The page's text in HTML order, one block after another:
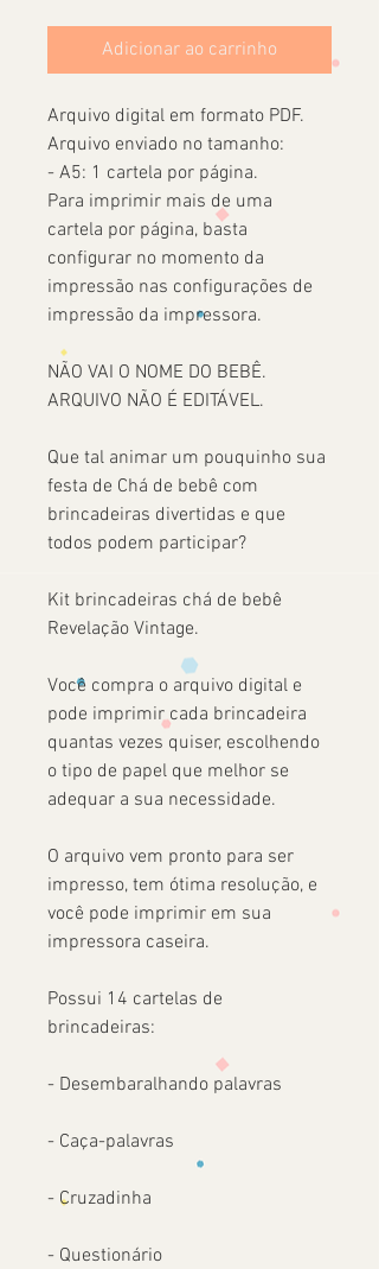
Adicionar ao carrinho
Arquivo digital em formato PDF.
Arquivo enviado no tamanho:
- A5: 1 cartela por página.
Para imprimir mais de uma
cartela por página, basta
configurar no momento da
impressão nas configurações de
impressão da impressora.
NÃO VAI O NOME DO BEBÊ.
ARQUIVO NÃO É EDITÁVEL.
Que tal animar um pouquinho sua
festa de Chá de bebê com
brincadeiras divertidas e que
todos podem participar?
Kit brincadeiras chá de bebê
Revelação Vintage.
Você compra o arquivo digital e
pode imprimir cada brincadeira
quantas vezes quiser, escolhendo
o tipo de papel que melhor se
adequar a sua necessidade.
O arquivo vem pronto para ser
impresso, tem ótima resolução, e
você pode imprimir em sua
impressora caseira.
Possui 14 cartelas de
brincadeiras:
- Desembaralhando palavras
- Caça-palavras
- Cruzadinha
- Questionário